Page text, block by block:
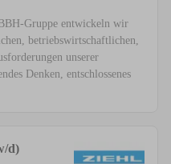
Gruppe entwickeln wir
betriebswirtschaftlichen,
unserer
Denken, entschlossenes
d)